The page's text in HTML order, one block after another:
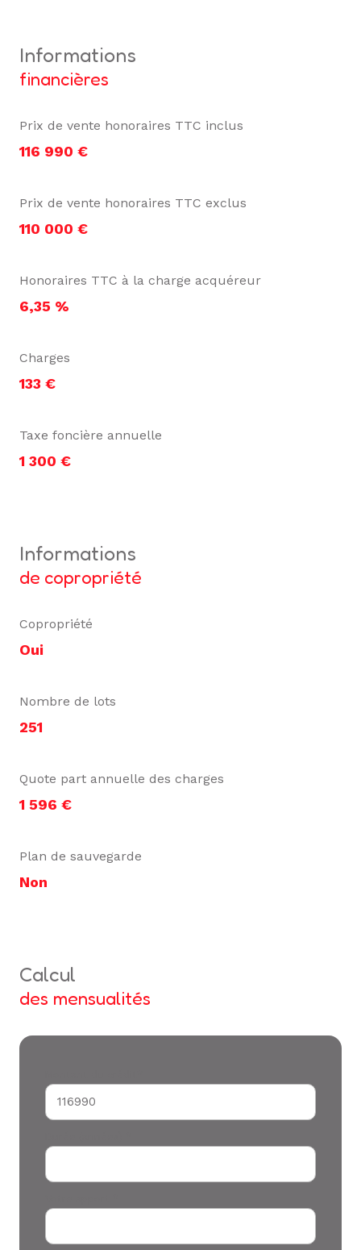
informations
financières
Prix de vente honoraires TTC inclus
116 990 €
Prix de vente honoraires TTC exclus
110 000 €
Honoraires TTC à la charge acquéreur
6,35 %
Charges
133 €
Taxe foncière annuelle
1 300 €
informations
de copropriété
Copropriété
Oui
Nombre de lots
251
Quote part annuelle des charges
1 596 €
Plan de sauvegarde
Non
calcul
des mensualités